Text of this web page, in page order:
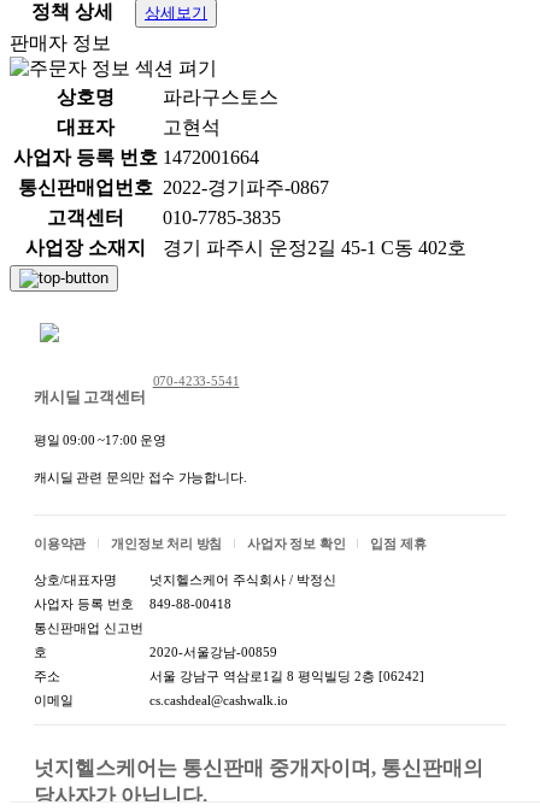
정책 상세
상세보기
판매자 정보
상호명
파라구스토스
대표자
고현석
사업자 등록 번호 1472001664
통신판매업번호 2022-경기파주-0867
고객센터
010-7785-3835
사업장 소재지
경기 파주시 운정2길 45-1 C동 402호
캐시딜 고객센터
070-4233-5541
평일 09:00 ~17:00 운영
캐시딜 관련 문의만 접수 가능합니다.
이용약관 개인정보 처리 방침 사업자 정보 확인 입점 제휴
상호/대표자명
넛지헬스케어 주식회사 / 박정신
사업자 등록 번호
849-88-00418
통신판매업 신고번
호
2020-서울강남-00859
주소
서울 강남구 역삼로1길 8 평익빌딩 2층 [06242]
이메일
cs.cashdeal@cashwalk.io
넛지헬스케어는 통신판매 중개자이며, 통신판매의
당사자가 아닙니다.